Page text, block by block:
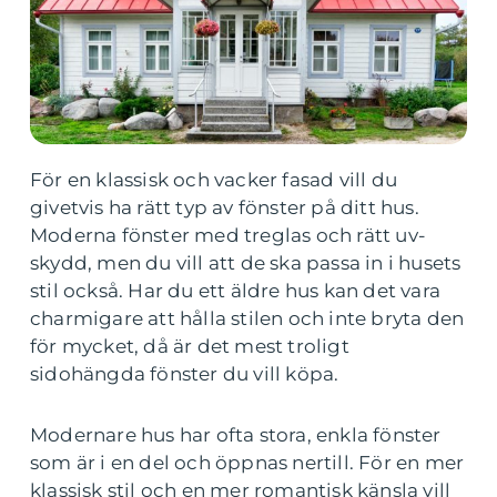
För en klassisk och vacker fasad vill du
givetvis ha rätt typ av fönster på ditt hus.
Moderna fönster med treglas och rätt uv-
skydd, men du vill att de ska passa in i husets
stil också. Har du ett äldre hus kan det vara
charmigare att hålla stilen och inte bryta den
för mycket, då är det mest troligt
sidohängda fönster du vill köpa.
Modernare hus har ofta stora, enkla fönster
som är i en del och öppnas nertill. För en mer
klassisk stil och en mer romantisk känsla vill